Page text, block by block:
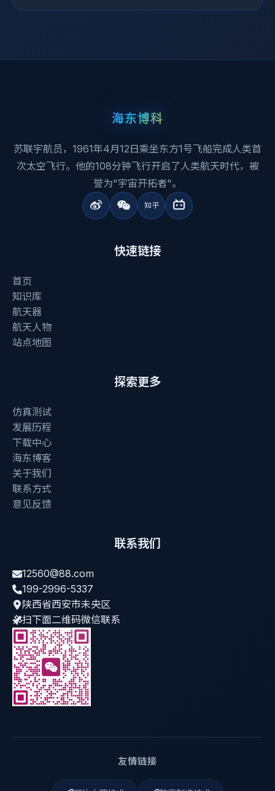
海东博科
苏联宇航员，1961年4月12日乘坐东方1号飞船完成人类首
次太空飞行。他的108分钟飞行开启了人类航天时代，被
誉为"宇宙开拓者"。
快速链接
首页
知识库
航天器
航天人物
站点地图
探索更多
仿真测试
发展历程
下载中心
海东博客
关于我们
联系方式
意见反馈
联系我们
12560@88.com
199-2996-5337
陕西省西安市未央区
扫下面二维码微信联系
友情链接